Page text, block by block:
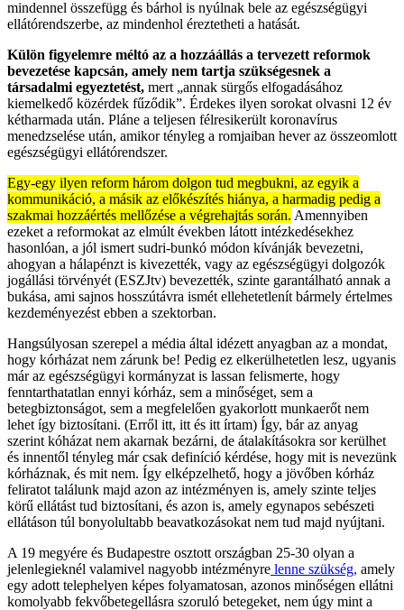
mindennel összefügg és bárhol is nyúlnak bele az egészségügyi
ellátórendszerbe, az mindenhol éreztetheti a hatását.
Külön figyelemre méltó az a hozzáállás a tervezett reformok
bevezetése kapcsán, amely nem tartja szükségesnek a
társadalmi egyeztetést, mert „annak sürgős elfogadásához
kiemelkedő közérdek fűződik”. Érdekes ilyen sorokat olvasni 12 év
kétharmada után. Pláne a teljesen félresikerült koronavírus
menedzselése után, amikor tényleg a romjaiban hever az összeomlott
egészségügyi ellátórendszer.
Egy-egy ilyen reform három dolgon tud megbukni, az egyik a
kommunikáció, a másik az előkészítés hiánya, a harmadig pedig a
szakmai hozzáértés mellőzése a végrehajtás során. Amennyiben
ezeket a reformokat az elmúlt években látott intézkedésekhez
hasonlóan, a jól ismert sudri-bunkó módon kívánják bevezetni,
ahogyan a hálapénzt is kivezették, vagy az egészségügyi dolgozók
jogállási törvényét (ESZJtv) bevezették, szinte garantálható annak a
bukása, ami sajnos hosszútávra ismét ellehetetlenít bármely értelmes
kezdeményezést ebben a szektorban.
Hangsúlyosan szerepel a média által idézett anyagban az a mondat,
hogy kórházat nem zárunk be! Pedig ez elkerülhetetlen lesz, ugyanis
már az egészségügyi kormányzat is lassan felismerte, hogy
fenntarthatatlan ennyi kórház, sem a minőséget, sem a
betegbiztonságot, sem a megfelelően gyakorlott munkaerőt nem
lehet így biztosítani. (Erről itt, itt és itt írtam) Így, bár az anyag
szerint kóházat nem akarnak bezárni, de átalakításokra sor kerülhet
és innentől tényleg már csak definíció kérdése, hogy mit is nevezünk
kórháznak, és mit nem. Így elképzelhető, hogy a jövőben kórház
feliratot találunk majd azon az intézményen is, amely szinte teljes
körű ellátást tud biztosítani, és azon is, amely egynapos sebészeti
ellátáson túl bonyolultabb beavatkozásokat nem tud majd nyújtani.
A 19 megyére és Budapestre osztott országban 25-30 olyan a
jelenlegieknél valamivel nagyobb intézményre lenne szükség, amely
egy adott telephelyen képes folyamatosan, azonos minőségen ellátni
komolyabb fekvőbetegellásra szoruló betegeket, nem úgy mint a